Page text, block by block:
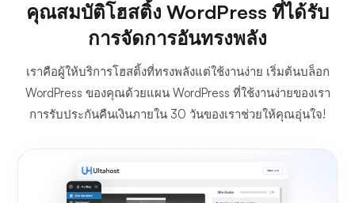
คุณสมบัติโฮสติ้ง WordPress ที่ได้รับ
การจัดการอันทรงพลัง
เราคือผู้ให้บริการโฮสติ้งที่ทรงพลังแต่ใช้งานง่าย เริ่มต้นบล็อก
WordPress ของคุณด้วยแผน WordPress ที่ใช้งานง่ายของเรา
การรับประกันคืนเงินภายใน 30 วันของเราช่วยให้คุณอุ่นใจ!